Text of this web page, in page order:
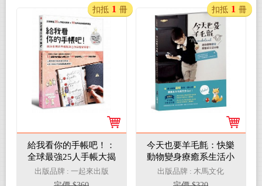
給我看你的手帳吧！：
全球最強25人手帳大揭
祕 x 99本熱血手帳徹
底調查
出版品牌 : 一起來出版
扣抵 1 冊
今天也要羊毛氈：快樂
動物變身療癒系生活小
物！
出版品牌 : 木馬文化
扣抵 1 冊